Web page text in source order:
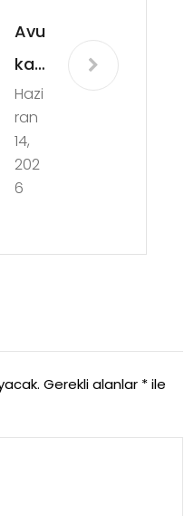
Avu
kat
Ne
dir
Ve
Ha
Dur
a
Ger
Hazi
ran
14,
202
6
Gerekli alanlar *ile